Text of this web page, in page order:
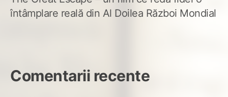
întâmplare reală din Al Doilea Război Mondial
Comentarii recente